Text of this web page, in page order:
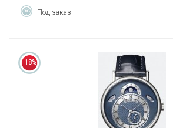
Под заказ
18%